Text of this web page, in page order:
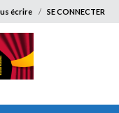
écrire SE CONNECTER